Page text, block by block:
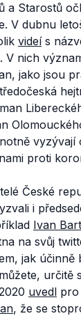
a Starostů
V dubnu
videís
V nich
jako jsou
vyzývají
proti
České
i
Ivan
na svůj
jak účinně
určitě
uvedl pro
, že se